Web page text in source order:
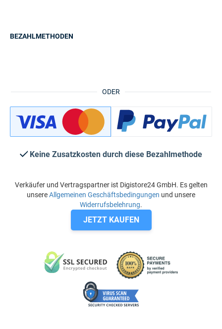
ODER
BEZAHLMETHODEN
Keine Zusatzkosten durch diese Bezahlmethode
Verkäufer und Vertragspartner ist Digistore24 GmbH. Es gelten
unsereAllgemeinen Geschäftsbedingungen und unsere
Widerrufsbelehrung.
JETZT KAUFEN